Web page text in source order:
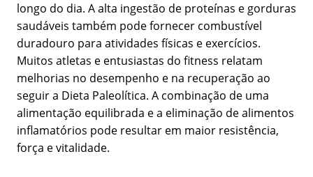
longo do dia. A alta ingestão de proteínas e gorduras
saudáveis também pode fornecer combustível
duradouro para atividades físicas e exercícios.
Muitos atletas e entusiastas do fitness relatam
melhorias no desempenho e na recuperação ao
seguir a Dieta Paleolítica. A combinação de uma
alimentação equilibrada e a eliminação de alimentos
inflamatórios pode resultar em maior resistência,
força e vitalidade.